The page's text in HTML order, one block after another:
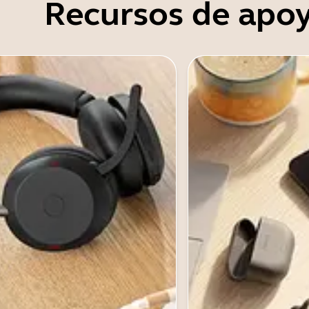
Recursos de